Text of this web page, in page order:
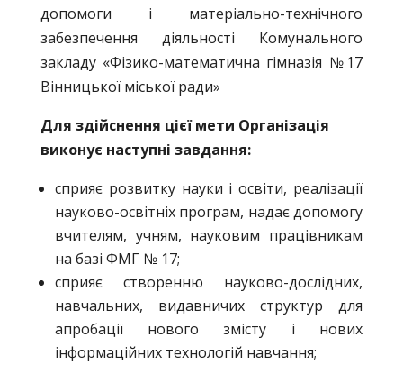
допомоги і матеріально-технічного
забезпечення діяльності Комунального
закладу «Фізико-математична гімназія №17
Вінницької міської ради»
Для здійснення цієї мети Організація
виконує наступні завдання:
сприяє розвитку науки і освіти, реалізації
науково-освітніх програм, надає допомогу
вчителям, учням, науковим працівникам
на базі ФМГ № 17;
сприяє створенню науково-дослідних,
навчальних, видавничих структур для
апробації нового змісту і нових
інформаційних технологій навчання;